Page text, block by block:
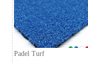
Padel Turf